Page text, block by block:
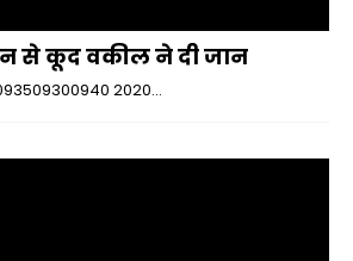
से कूद वकील ने दी जान
2020...